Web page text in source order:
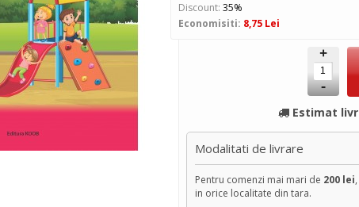
Discount: 35%
Economisiti: 8,75 Lei
+
-
Estimat
Modalitati de livrare
Pentru comenzi mai mari de 200 lei
in orice localitate din tara.